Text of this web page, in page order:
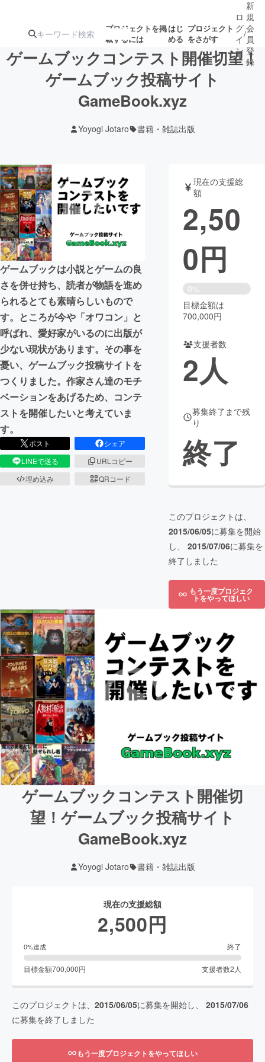
プロジェクトを掲
載するには
はじ
める
プロジェクト
をさがす
注目のリ 注目の新着プロ募集終了が近いプ
ロジェクト
テクノロジー・ガジェット
書籍・雑誌
チャレンジ
まちづくり・地域活性化
CAMPFIRE for Social Good
CAMPFIRE Creation
CAMPFIREふるさと納税machi-ya コミュニティ
ロ
グ
イ
ン
/
新
規
会
員
登
録
ゲームブックコンテスト開催切望！
ゲームブック投稿サイト
GameBook.xyz
Yoyogi Jotaro 書籍・雑誌出版
ゲームブックは小説とゲームの良
さを併せ持ち、読者が物語を進め
られるとても素晴らしいもので
す。ところが今や「オワコン」と
呼ばれ、愛好家がいるのに出版が
少ない現状があります。その事を
憂い、ゲームブック投稿サイトを
つくりました。作家さん達のモチ
ベーションをあげるため、コンテ
ストを開催したいと考えていま
す。
ポスト
シェア
LINEで送る
URLコピー
埋め込み
QRコード
現在の支援総
額
2,50
0円
0%
目標金額は
700,000円
支援者数
2人
募集終了まで残
り
終了
このプロジェクトは、
2015/06/05に募集を開始
し、 2015/07/06に募集を
終了しました
もう一度プロジェク
トをやってほしい
ゲームブックコンテスト開催切
望！ゲームブック投稿サイト
GameBook.xyz
Yoyogi Jotaro 書籍・雑誌出版
現在の支援総額
2,500円
0%達成 終了
目標金額700,000円 支援者数2 人
このプロジェクトは、 2015/06/05に募集を開始し、 2015/07/06
に募集を終了しました
もう一度プロジェクトをやってほしい